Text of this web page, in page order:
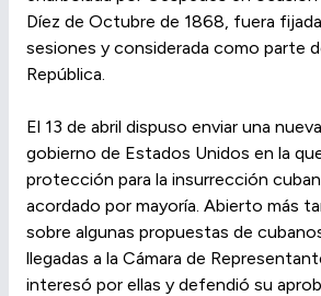
Díez de Octubre de 1868, fuera
sesiones y considerada como parte
República.
El 13 de abril dispuso enviar una
gobierno de Estados Unidos en la
protección para la insurrección
acordado por mayoría. Abierto más
sobre algunas propuestas de
llegadas a la Cámara de
interesó por ellas y defendió su